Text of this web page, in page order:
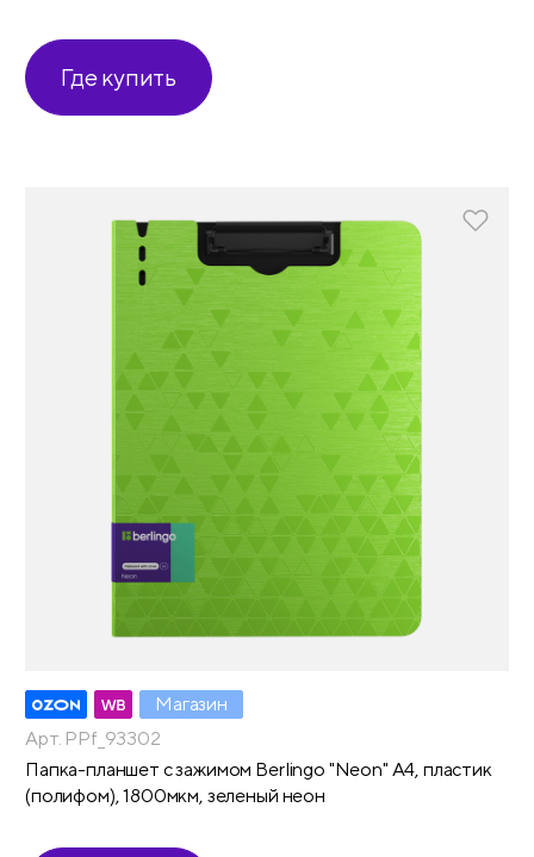
Где купить
Магазин
Арт. PPf_93302
Папка-планшет с зажимом Berlingo "Neon" А4, пластик
(полифом), 1800мкм, зеленый неон